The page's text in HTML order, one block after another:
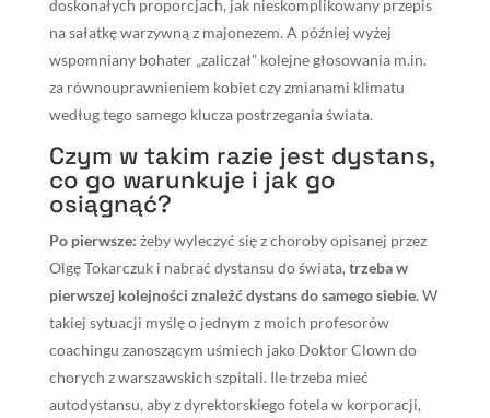
doskonałych proporcjach, jak nieskomplikowany przepis
na sałatkę warzywną z majonezem. A później wyżej
wspomniany bohater „zaliczał” kolejne głosowania m.in.
za równouprawnieniem kobiet czy zmianami klimatu
według tego samego klucza postrzegania świata.
Czym w takim razie jest dystans,
co go warunkuje i jak go
osiągnąć?
Po pierwsze: żeby wyleczyć się z choroby opisanej przez
Olgę Tokarczuk i nabrać dystansu do świata, trzeba w
pierwszej kolejności znaleźć dystans do samego siebie. W
takiej sytuacji myślę o jednym z moich profesorów
coachingu zanoszącym uśmiech jako Doktor Clown do
chorych z warszawskich szpitali. Ile trzeba mieć
autodystansu, aby z dyrektorskiego fotela w korporacji,